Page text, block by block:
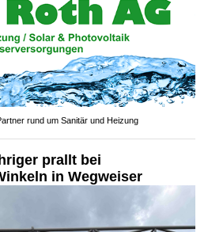
rund um Sanitär und Heizung
prallt bei
in Wegweiser